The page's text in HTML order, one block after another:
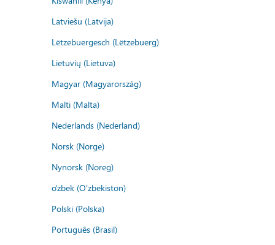
Latviešu (Latvija)
Lëtzebuergesch (Lëtzebuerg)
Lietuvių (Lietuva)
Magyar (Magyarország)
Malti (Malta)
Nederlands (Nederland)
Norsk (Norge)
Nynorsk (Noreg)
o'zbek (O'zbekiston)
Polski (Polska)
Português (Brasil)